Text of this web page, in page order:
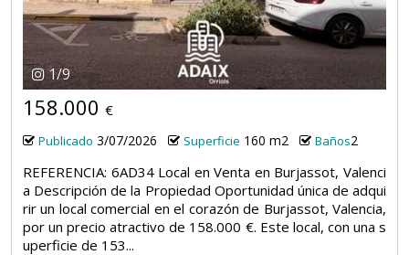
1/9
158.000 €
Publicado 3/07/2026 Superficie 160 m2 Baños2
REFERENCIA: 6AD34 Local en Venta en Burjassot, Valenci
a Descripción de la Propiedad Oportunidad única de adqui
rir un local comercial en el corazón de Burjassot, Valencia,
por un precio atractivo de 158.000 €. Este local, con una s
uperficie de 153...